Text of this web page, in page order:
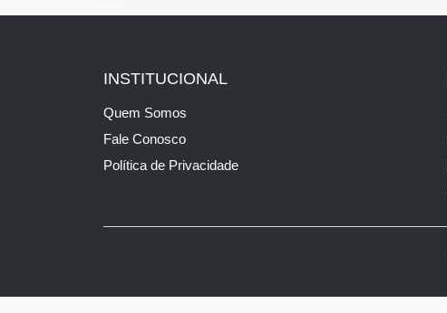
INSTITUCIONAL
Quem Somos
Fale Conosco
Política de Privacidade